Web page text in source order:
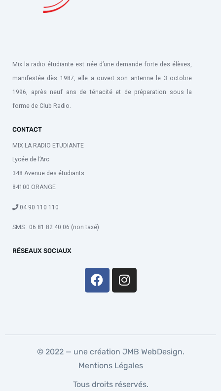
Mix la radio étudiante est née d’une demande forte des élèves,
manifestée dès 1987, elle a ouvert son antenne le 3 octobre
1996, après neuf ans de ténacité et de préparation sous la
forme de Club Radio.
CONTACT
MIX LA RADIO ETUDIANTE
Lycée de l’Arc
348 Avenue des étudiants
84100 ORANGE
04 90 110 110
SMS : 06 81 82 40 06 (non taxé)
RÉSEAUX SOCIAUX
© 2022 — une création JMB WebDesign.
Mentions Légales
Tous droits réservés.